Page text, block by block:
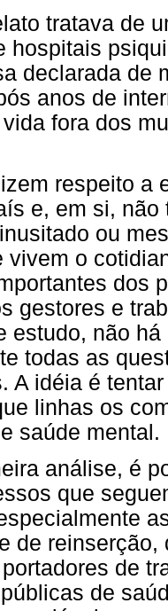
tratava de
hospitais
declarada de
anos de
fora dos
respeito a
e, em si,
ou
vivem o
dos
gestores e
estudo, não
todas as
A idéia é
linhas os
saúde mental.
análise, é
que
de
de
de